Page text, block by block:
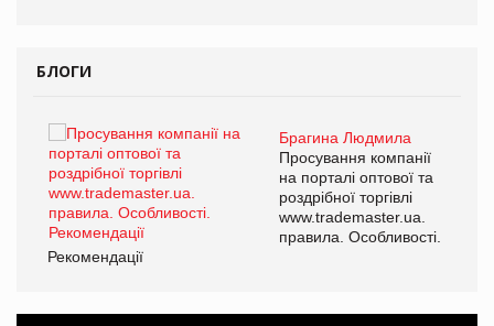
БЛОГИ
Брагина Людмила
Просування компанії
на порталі оптової та
роздрібної торгівлі
www.trademaster.ua.
правила. Особливості.
Рекомендації